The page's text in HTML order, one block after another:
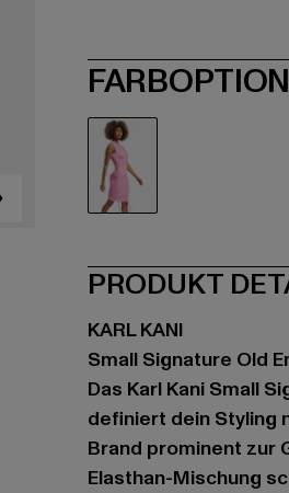
PRODUKT
KARL KANI
Small Signature Old
Das Karl Kani Small
definiert dein Styling
Brand prominent zur
Elasthan-Mischung